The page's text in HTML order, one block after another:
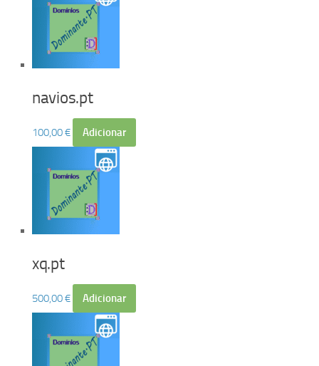
navios.pt
100,00€ Adicionar
xq.pt
500,00€ Adicionar